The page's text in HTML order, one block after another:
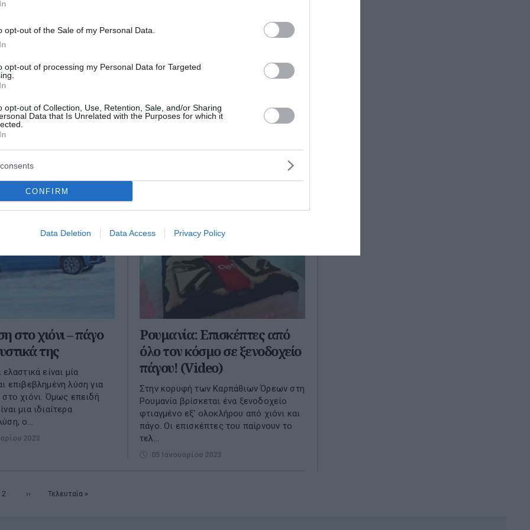
opt-out of the Sale of my Personal Data.
opt-out of processing my Personal Data for Targeted
opt-out of Collection, Use, Retention, Sale, and/or Sharing
Data that Is Unrelated with the Purposes for which it
CONFIRM
Data Deletion Data Access Privacy Policy
Παγετώνας
δισ. τόνους πάγου
τελευταία δεκαετία έχει
η τήξη των παγετώνων
είναι πολύ
2023
ανακαλύφθηκε στους 5.000
Σε μία ανακάλυψη που ίσως λύνει ένα
μεγάλο μυστήριο που αφορά δύο
στο χιόνι – πάγο
της
είναι μία
επιβεβλημένη λύση για
χιόνι. Όμως επειδή
μια ιδιαίτερα
ο...
2023
Ρουμανία: Επισκέπτες από
όλο τον κόσμο σε ξενοδοχείο
πάγου! (Video)
Στην κορυφή των Καρπάθιων Όρεων στη
Ρουμανία βρίσκεται ένα ξενοδοχείο
φτιαγμένο εξ' ολοκλήρου από χιόνι και
πάγο. Οι επισκέπτες του παίρνουν το
τελ...
05 Ιανουαρίου 2023
Σελίδα
2 Επόμενη
›› Τελευταία
Τελευταία »